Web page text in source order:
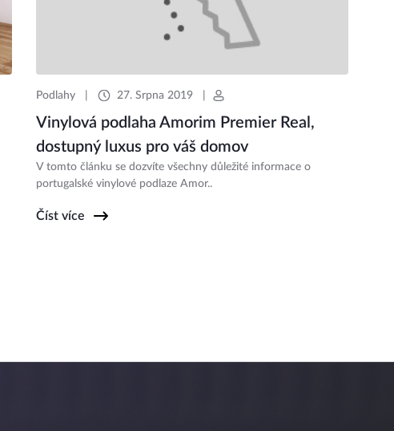
Podlahy 27. Srpna 2019
Vinylová podlaha Amorim Premier Real,
dostupný luxus pro váš domov
V tomto článku se dozvíte všechny důležité informace o
portugalské vinylové podlaze Amor..
Číst více